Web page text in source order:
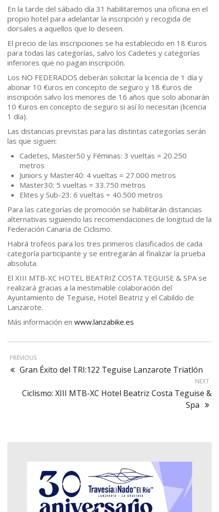
En la tarde del sábado día 31 habilitaremos una oficina en el
propio hotel para adelantar la inscripción y recogida de
dorsales a aquellos que lo deseen.
El precio de las inscripciones se ha establecido en 18 €uros
para todas las categorías, salvo los Cadetes y categorías
inferiores que no pagan inscripción.
Los NO FEDERADOS deberán solicitar la licencia de 1 día y
abonar 10 €uros en concepto de seguro y 18 €uros de
inscripción salvo los menores de 16 años que solo abonarán
10 €uros en concepto de seguro si así lo necesitan (licencia
1 día).
Las distancias previstas para las distintas categorías serán
las que siguen:
Cadetes, Master50 y Féminas: 3 vueltas = 20.250
metros
Juniors y Master40: 4 vueltas = 27.000 metros
Master30: 5 vueltas = 33.750 metros
Elites y Sub-23: 6 vueltas = 40.500 metros
Para las categorías de promoción se habilitarán distancias
alternativas siguiendo las recomendaciones de longitud de la
Federación Canaria de Ciclismo.
Habrá trofeos para los tres primeros clasificados de cada
categoría participante y se entregarán al finalizar la prueba
absoluta.
El XIII MTB-XC HOTEL BEATRIZ COSTA TEGUISE & SPA se
realizará gracias a la inestimable colaboración del
Ayuntamiento de Teguise, Hotel Beatriz y el Cabildo de
Lanzarote.
Más información en www.lanzabike.es
PREVIOUS
Gran Éxito del TRI:122 Teguise Lanzarote Triatlón
NEXT
Ciclismo: XIII MTB-XC Hotel Beatriz Costa Teguise &
Spa